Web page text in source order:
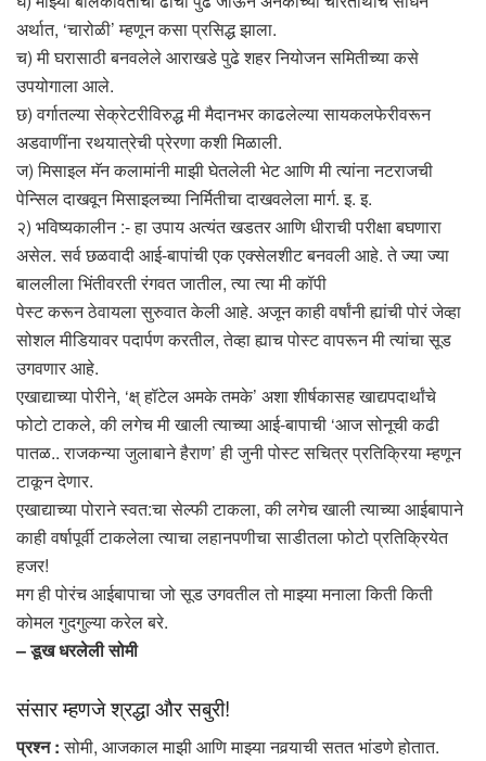
अर्थात, ‘चारोळी’ म्हणून कसा प्रसिद्ध झाला.
च) मी घरासाठी बनवलेले आराखडे पुढे शहर नियोजन समितीच्या कसे
उपयोगाला आले.
छ) वर्गातल्या सेक्रेटरीविरुद्ध मी मैदानभर काढलेल्या सायकलफेरीवरून
अडवाणींना रथयात्रेची प्रेरणा कशी मिळाली.
ज) मिसाइल मॅन कलामांनी माझी घेतलेली भेट आणि मी त्यांना नटराजची
पेन्सिल दाखवून मिसाइलच्या निर्मितीचा दाखवलेला मार्ग. इ. इ.
२) भविष्यकालीन :- हा उपाय अत्यंत खडतर आणि धीराची परीक्षा बघणारा
असेल. सर्व छळवादी आई-बापांची एक एक्सेलशीट बनवली आहे. ते ज्या ज्या
बाललीला भिंतीवरती रंगवत जातील, त्या त्या मी कॉपी
पेस्ट करून ठेवायला सुरुवात केली आहे. अजून काही वर्षांनी ह्यांची पोरं जेव्हा
सोशल मीडियावर पदार्पण करतील, तेव्हा ह्याच पोस्ट वापरून मी त्यांचा सूड
उगवणार आहे.
एखाद्याच्या पोरीने, ‘क्ष् हॉटेल अमके तमके’ अशा शीर्षकासह खाद्यपदार्थांचे
फोटो टाकले, की लगेच मी खाली त्याच्या आई-बापाची ‘आज सोनूची कढी
पातळ.. राजकन्या जुलाबाने हैराण’ ही जुनी पोस्ट सचित्र प्रतिक्रिया म्हणून
टाकून देणार.
एखाद्याच्या पोराने स्वत:चा सेल्फी टाकला, की लगेच खाली त्याच्या आईबापाने
काही वर्षापूर्वी टाकलेला त्याचा लहानपणीचा साडीतला फोटो प्रतिक्रियेत
हजर!
मग ही पोरंच आईबापाचा जो सूड उगवतील तो माझ्या मनाला किती किती
कोमल गुदगुल्या करेल बरे.
– डूख धरलेली सोमी
संसार म्हणजे श्रद्धा और सबुरी!
प्रश्न :सोमी, आजकाल माझी आणि माझ्या नवर्‍याची सतत भांडणे होतात.